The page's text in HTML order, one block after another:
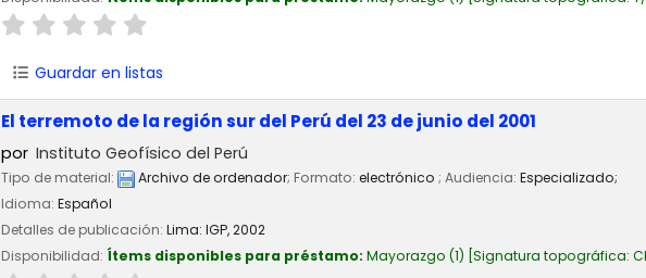
Guardar en listas
El terremoto de la región sur del Perú del 23 de junio del 2001
por Instituto Geofísico del Perú
Tipo de material: Archivo de ordenador; Formato: electrónico ; Audiencia: Especializado;
Idioma: Español
Detalles de publicación: Lima: IGP,2002
Disponibilidad: Ítems disponibles para préstamo: Mayorazgo (1) Signatura topográfica: